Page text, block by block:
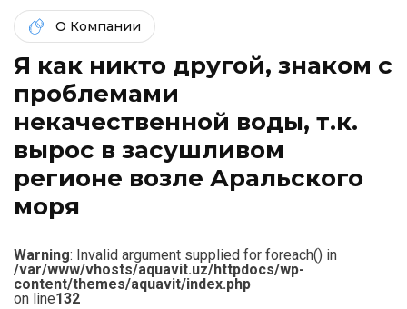
О Компании
Я как никто другой, знаком c
проблемами
некачественной воды, т.к.
вырос в засушливом
регионе возле Аральского
моря
Warning: Invalid argument supplied for foreach() in
/var/www/vhosts/aquavit.uz/httpdocs/wp-
content/themes/aquavit/index.php
on line132